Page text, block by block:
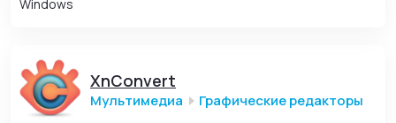
Windows
XnConvert
Мультимедиа Графические редакторы